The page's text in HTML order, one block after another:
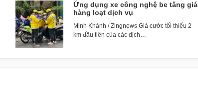
Ứng dụng xe công nghệ be tăng giá
hàng loạt dịch vụ
Minh Khánh / Zingnews Giá cước tối thiểu 2
km đầu tiên của các dịch…